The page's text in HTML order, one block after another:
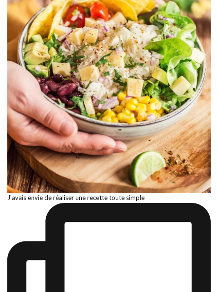
J'avais envie de réaliser une recette toute simple